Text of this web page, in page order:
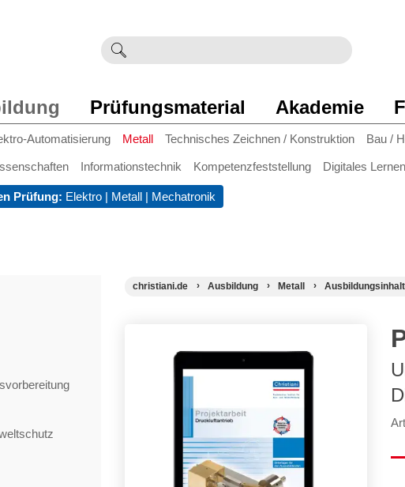
eingeben
Automatisierung Metall Technisches Zeichnen / Konstruktion Bau /
Informationstechnik Kompetenzfeststellung Digitales Lernen
Prüfungsmaterial Akademie
Prüfung: Elektro | Metall | Mechatronik
christiani.de Ausbildung Metall